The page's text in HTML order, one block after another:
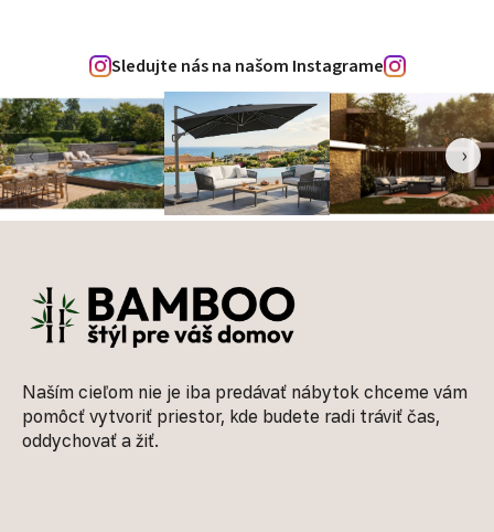
Sledujte nás na našom Instagrame
‹ ›
Naším cieľom nie je iba predávať nábytok chceme vám
pomôcť vytvoriť priestor, kde budete radi tráviť čas,
oddychovať a žiť.